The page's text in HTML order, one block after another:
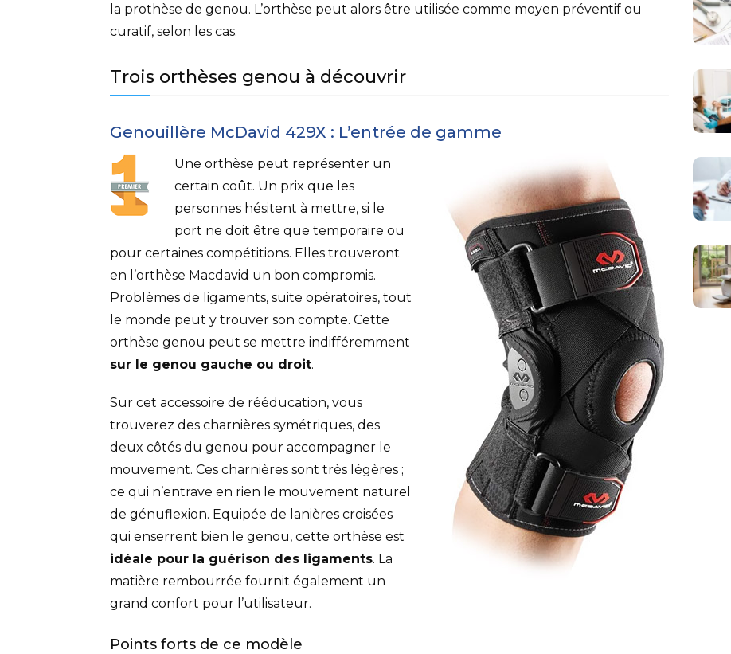
la prothèse de genou. L’orthèse peut alors être utilisée comme moyen préventif ou
curatif, selon les cas.
Trois orthèses genou à découvrir
Genouillère McDavid 429X : L’entrée de gamme
Une orthèse peut représenter un
certain coût. Un prix que les
personnes hésitent à mettre, si le
port ne doit être que temporaire ou
pour certaines compétitions. Elles trouveront
en l’orthèse Macdavid un bon compromis.
Problèmes de ligaments, suite opératoires, tout
le monde peut y trouver son compte. Cette
orthèse genou peut se mettre indifféremment
sur le genou gauche ou droit.
Sur cet accessoire de rééducation, vous
trouverez des charnières symétriques, des
deux côtés du genou pour accompagner le
mouvement. Ces charnières sont très légères ;
ce qui n’entrave en rien le mouvement naturel
de génuflexion. Equipée de lanières croisées
qui enserrent bien le genou, cette orthèse est
idéale pour la guérison des ligaments. La
matière rembourrée fournit également un
grand confort pour l’utilisateur.
Points forts de ce modèle